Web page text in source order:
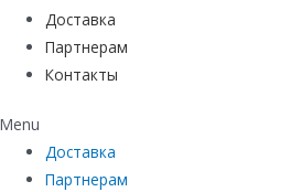
Доставка
Партнерам
Контакты
Menu
Доставка
Партнерам